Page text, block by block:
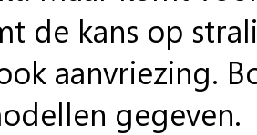
de kans op
aanvriezing.
gegeven.